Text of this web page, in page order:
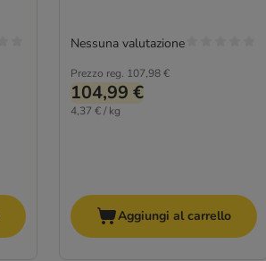
Prezzo reg. 107,98 €
104,99 €
4,37 € / kg
Nessuna valutazione
Aggiungi al carrello